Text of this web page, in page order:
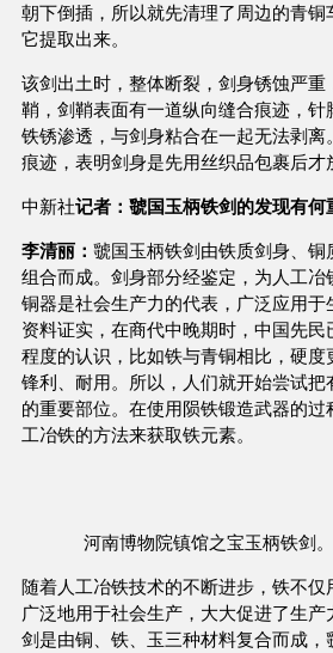
朝下倒插，所以就先清理了周边的青
它提取出来。
该剑出土时，整体断裂，剑身锈蚀严重
鞘，剑鞘表面有一道纵向缝合痕迹，针
铁锈渗透，与剑身粘合在一起无法剥离
痕迹，表明剑身是先用丝织品包裹后才
中新社记者：虢国玉柄铁剑的发现有何
李清丽： 虢国玉柄铁剑由铁质剑身、
组合而成。剑身部分经鉴定，为人工
铜器是社会生产力的代表，广泛应用
资料证实，在商代中晚期时，中国先民
程度的认识，比如铁与青铜相比，硬度
锋利、耐用。所以，人们就开始尝试把
的重要部位。在使用陨铁锻造武器的过
工冶铁的方法来获取铁元素。
河南博物院镇馆之宝玉柄铁剑。
随着人工冶铁技术的不断进步，铁不仅
广泛地用于社会生产，大大促进了生
剑是由铜、铁、玉三种材料复合而成，